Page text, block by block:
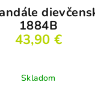
1884B
43,90 €
Skladom